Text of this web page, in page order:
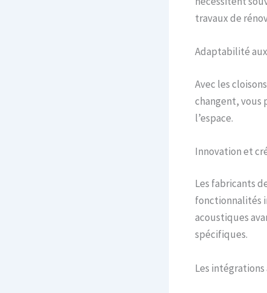
travaux de
Adaptabilité
Avec les
changent, vous
l’espace.
Innovation et
Les fabricants
fonctionnalités
acoustiques
spécifiques.
Les